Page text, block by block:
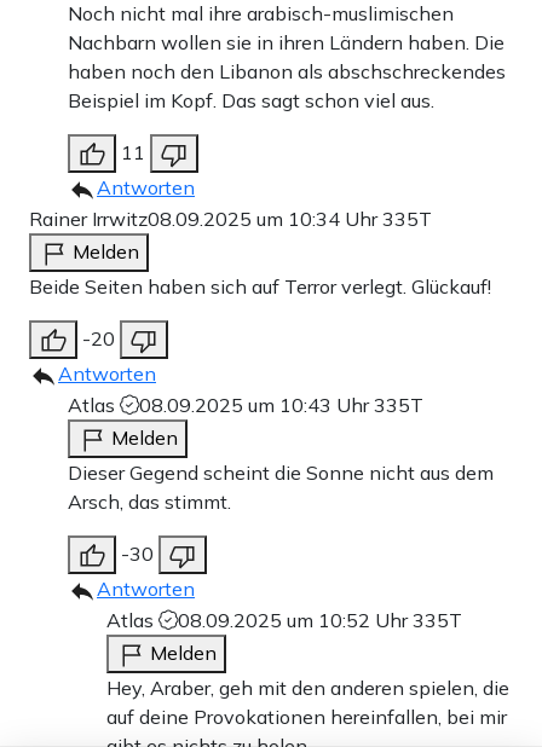
Noch nicht mal ihre arabisch-muslimischen
Nachbarn wollen sie in ihren Ländern haben. Die
haben noch den Libanon als abschschreckendes
Beispiel im Kopf. Das sagt schon viel aus.
11
Antworten
Rainer Irrwitz08.09.2025 um 10:34 Uhr335T
Melden
Beide Seiten haben sich auf Terror verlegt. Glückauf!
-20
Antworten
Atlas
08.09.2025 um 10:43 Uhr335T
Melden
Dieser Gegend scheint die Sonne nicht aus dem
Arsch, das stimmt.
-30
Antworten
Atlas
08.09.2025 um 10:52 Uhr335T
Melden
Hey, Araber, geh mit den anderen spielen, die
auf deine Provokationen hereinfallen, bei mir